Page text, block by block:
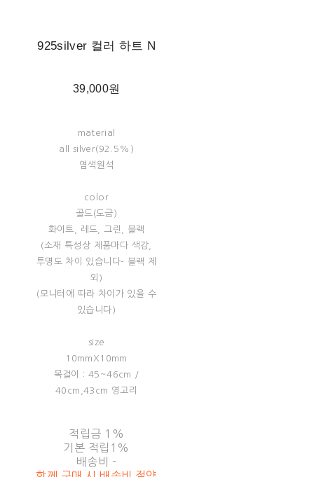
925silver 컬러 하트 N
39,000원
material
all silver(92.5%)
염색원석
color
골드(도금)
화이트, 레드, 그린, 블랙
(소재 특성상 제품마다 색감,
투명도 차이 있습니다- 블랙 제
외)
(모니터에 따라 차이가 있을 수
있습니다)
size
10mmX10mm
목걸이 : 45~46cm /
40cm,43cm 영고리
적립금 1%
기본 적립 1%
배송비 -